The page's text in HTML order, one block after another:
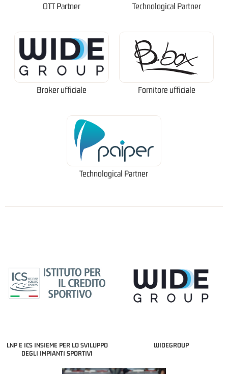
OTT Partner Technological Partner
Broker ufficiale Fornitore ufficiale
Technological Partner
LNP E ICS INSIEME PER LO SVILUPPO
DEGLI IMPIANTI SPORTIVI
WIDEGROUP